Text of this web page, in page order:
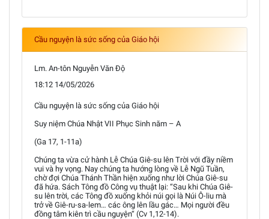
Cầu nguyện là sức sống của Giáo hội
Lm. An-tôn Nguyễn Văn Độ
18:12 14/05/2026
Cầu nguyện là sức sống của Giáo hội
Suy niệm Chúa Nhật VII Phục Sinh năm – A
(Ga 17, 1-11a)
Chúng ta vừa cử hành Lễ Chúa Giê-su lên Trời với đầy niềm
vui và hy vọng. Nay chúng ta hướng lòng về Lễ Ngũ Tuần,
chờ đợi Chúa Thánh Thần hiện xuống như lời Chúa Giê-su
đã hứa. Sách Tông đồ Công vụ thuật lại: “Sau khi Chúa Giê-
su lên trời, các Tông đồ xuống khỏi núi gọi là Núi Ô-liu mà
trở về Giê-ru-sa-lem… các ông lên lầu gác… Mọi người đều
đồng tâm kiên trì cầu nguyện“ (Cv 1,12-14).